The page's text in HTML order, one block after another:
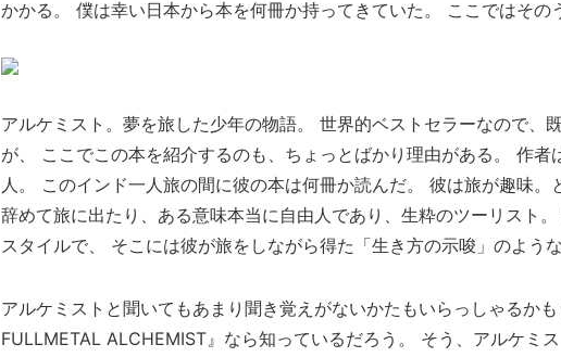
かかる。 僕は幸い日本から本を何冊か持ってきていた。 ここではその
アルケミスト。夢を旅した少年の物語。 世界的ベストセラーなので、
が、 ここでこの本を紹介するのも、ちょっとばかり理由がある。 作
人。 このインド一人旅の間に彼の本は何冊か読んだ。 彼は旅が趣味
辞めて旅に出たり、ある意味本当に自由人であり、生粋のツーリスト
スタイルで、 そこには彼が旅をしながら得た「生き方の示唆」のよう
アルケミストと聞いてもあまり聞き覚えがないかたもいらっしゃるか
FULLMETAL ALCHEMIST』なら知っているだろう。 そう、アルケミ